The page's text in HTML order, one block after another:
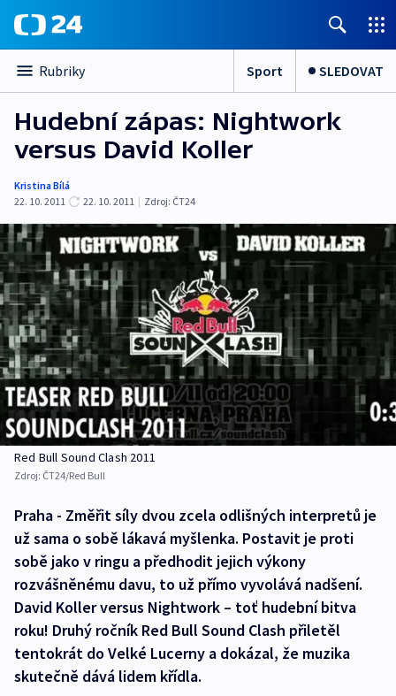
Rubriky Sport SLEDOVAT
Hudební zápas: Nightwork
versus David Koller
Kristina Bílá
22. 10. 2011
22. 10. 2011 | Zdroj: ČT24
Red Bull Sound Clash 2011
Zdroj: ČT24/Red Bull
Praha - Změřit síly dvou zcela odlišných interpretů je
už sama o sobě lákavá myšlenka. Postavit je proti
sobě jako v ringu a předhodit jejich výkony
rozvášněnému davu, to už přímo vyvolává nadšení.
David Koller versus Nightwork – toť hudební bitva
roku! Druhý ročník Red Bull Sound Clash přiletěl
tentokrát do Velké Lucerny a dokázal, že muzika
skutečně dává lidem křídla.